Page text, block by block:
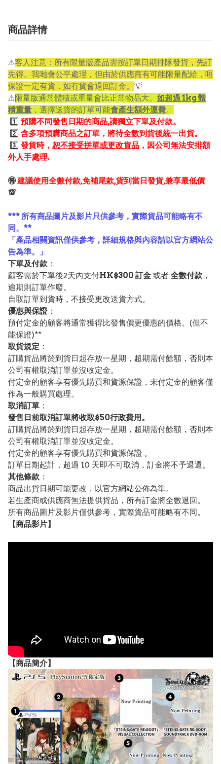
商品詳情
⚠客人注意：所有限量版產品需按訂單日期排隊發貨，先訂
先得。我哋會公平處理，但由於供應商有可能限量配給，唔
保證一定有貨，如冇貨會退回訂金。 💡
⚠限量版通常體積或重量會比正常物品大。 如超過 1kg 體
積重量 ，選擇送貨的訂單可能會產生額外運費。
1️⃣ 預購不同發售日期的商品,請獨立下單及付款。
2️⃣ 含多項預購商品之訂單，將待全數到貨後統一出貨。
3️⃣ 發貨時， 恕不接受拼單或更改貨品 ，因公司無法安排額
外人手處理.
🉐建議使用全數付款,免補尾款,貨到當日發貨,兼享最低價
💯
*** 所有商品圖片及影片只供參考，實際貨品可能略有不
同。**
「產品相關資訊僅供參考，詳細規格與內容請以官方網站公
告為準。」
下單及付款 ：
顧客需於下單後2天內支付HK$300 訂金 或者 全數付款 ，
逾期則訂單作廢。
自取訂單到貨時，不接受更改送貨方式。
優惠與保證：
預付定金的顧客將通常獲得比發售價更優惠的價格。(但不
能保證)**
取貨規定 ：
訂購貨品將於到貨日起存放一星期，超期需付餘額，否則本
公司有權取消訂單並沒收定金。
付定金的顧客享有優先購買和貨源保證，未付定金的顧客僅
作為一般購買處理。
取消訂單 ：
發售日前取消訂單將收取$50行政費用。
訂購貨品將於到貨日起存放一星期，超期需付餘額，否則本
公司有權取消訂單並沒收定金。
付定金的顧客享有優先購買和貨源保證 。
訂單日期起計，超過 10 天即不可取消，訂金將不予退還。
其他條款 ：
商品出貨日期可能更改，以官方網站公佈為準。
若生產商或供應商無法提供貨品，所有訂金將全數退回。
所有商品圖片及影片僅供參考，實際貨品可能略有不同。
【商品影片】
【商品簡介】